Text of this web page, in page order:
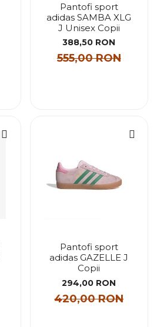
Pantofi sport
adidas SAMBA XLG
J Unisex Copii
388,50 RON
555,00 RON
Pantofi sport
adidas GAZELLE J
Copii
294,00 RON
420,00 RON